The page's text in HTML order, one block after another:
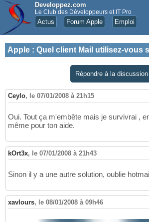
Developpez.com
Le Club des Développeurs et IT Pro
Actus Forum Apple Emploi
Apple : Quel client Mail utilisez-vous
Répondre à la discussion
Ceylo, le 07/01/2008 à 21h15
Oui. Tout ça m'embête mais je survivrai ,
même pour ton aide.
kOrt3x, le 07/01/2008 à 21h43
Sinon il y a une autre solution, oublie
xavlours, le 08/01/2008 à 09h46